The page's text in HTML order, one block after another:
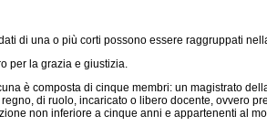
di una o più corti possono essere raggruppati
per la grazia e giustizia.
è composta di cinque membri: un magistrato
di ruolo, incaricato o libero docente, ovvero
non inferiore a cinque anni e appartenenti al